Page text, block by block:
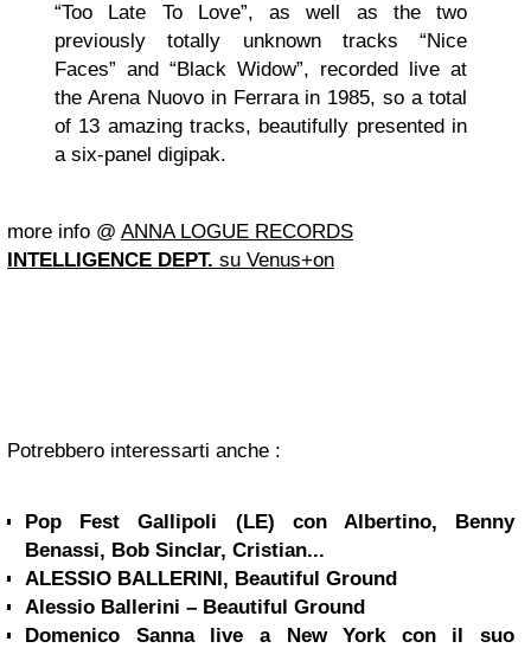
“Too Late To Love”, as well as the two
previously totally unknown tracks “Nice
Faces” and “Black Widow”, recorded live at
the Arena Nuovo in Ferrara in 1985, so a total
of 13 amazing tracks, beautifully presented in
a six-panel digipak.
more info @ ANNA LOGUE RECORDS
INTELLIGENCE DEPT. su Venus+on
Potrebbero interessarti anche :
Pop Fest Gallipoli (LE) con Albertino, Benny
Benassi, Bob Sinclar, Cristian...
ALESSIO BALLERINI, Beautiful Ground
Alessio Ballerini – Beautiful Ground
Domenico Sanna live a New York con il suo